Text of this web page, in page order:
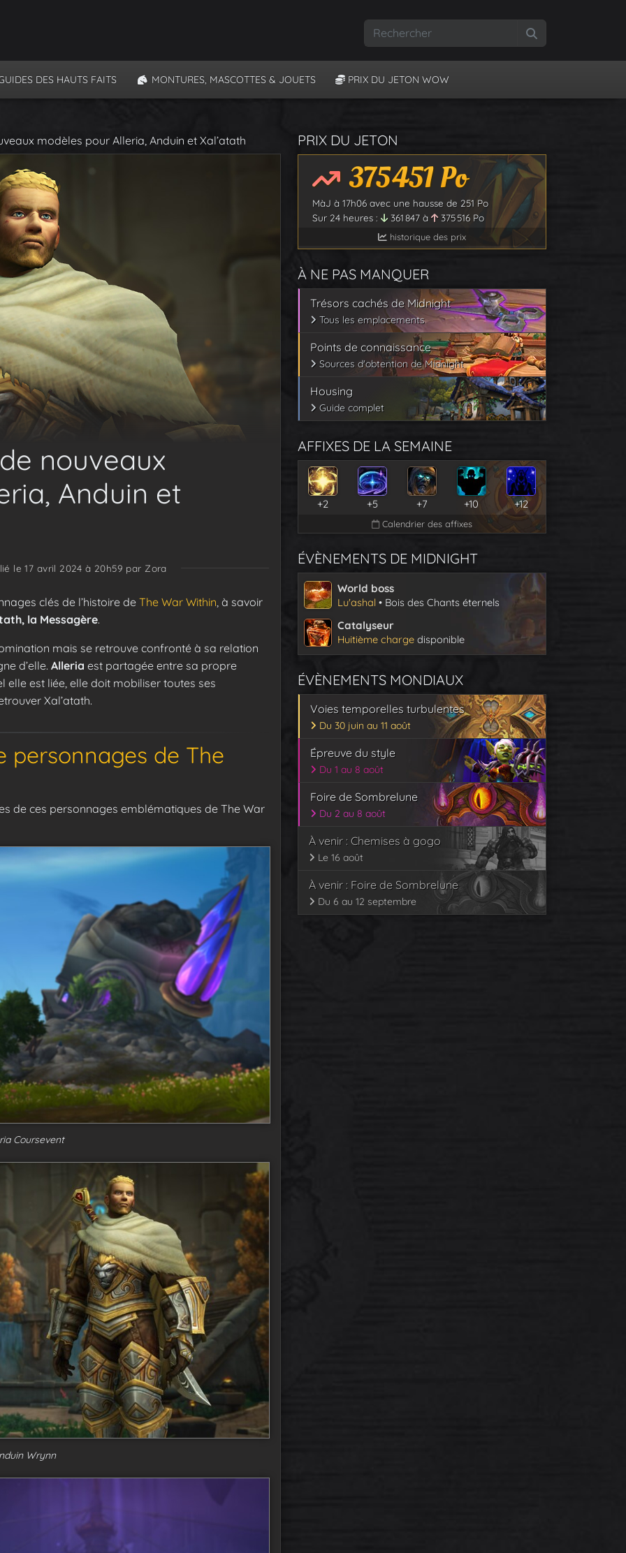
DES HAUTS FAITS MONTURES, MASCOTTES & JOUETS PRIX DU JETON WOW
modèles pour Alleria, Anduin et Xal’atath
nouveaux
Anduin et
le 17 avril 2024 à 20h59 par Zora
clés de l’histoire de The War Within , à savoir
la Messagère.
mais se retrouve confronté à sa relation
d’elle. Alleria est partagée entre sa propre
elle est liée, elle doit mobiliser toutes ses
Xal’atath.
personnages de The
de ces personnages emblématiques de The War
Coursevent
Wrynn
PRIX DU JETON
375 451Po
MàJ à 17h06 avec une hausse de 251 Po
Sur 24 heures :
361 847 à 375 516 Po
historique des prix
À NE PAS MANQUER
Trésors cachés de Midnight
Tous les emplacements
Points de connaissance
Sources d'obtention de Midnight
Housing
Guide complet
AFFIXES DE LA SEMAINE
+2 +5 +7 +10 +12
Calendrier des affixes
ÉVÈNEMENTS DE MIDNIGHT
World boss
Lu'ashal • Bois des Chants éternels
Catalyseur
Huitième charge disponible
ÉVÈNEMENTS MONDIAUX
Voies temporelles turbulentes
Du 30 juin au 11 août
Épreuve du style
Du 1 au 8 août
Foire de Sombrelune
Du 2 au 8 août
À venir : Chemises à gogo
Le 16 août
À venir : Foire de Sombrelune
Du 6 au 12 septembre